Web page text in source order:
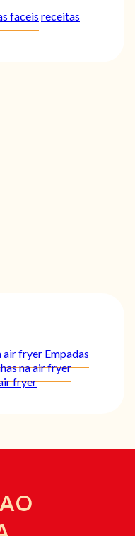
faceis receitas
air fryer Empadas
na air fryer
fryer